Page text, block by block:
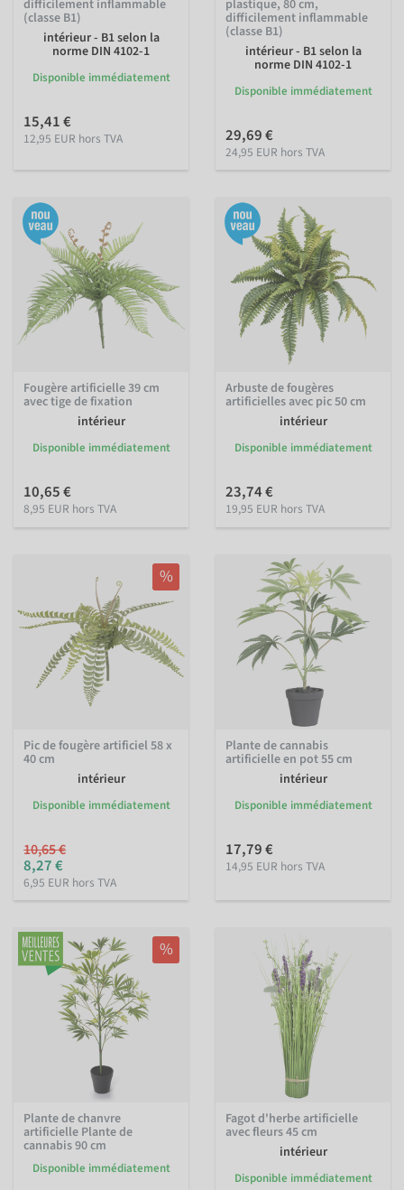
difficilement inflammable
(classe B1)
intérieur - B1 selon la
norme DIN 4102-1
Disponible immédiatement
15,41 €
12,95 EUR hors TVA
plastique, 80 cm,
difficilement inflammable
(classe B1)
intérieur - B1 selon la
norme DIN 4102-1
Disponible immédiatement
29,69 €
24,95 EUR hors TVA
Fougère artificielle 39 cm
avec tige de fixation
intérieur
Disponible immédiatement
10,65 €
8,95 EUR hors TVA
Arbuste de fougères
artificielles avec pic 50 cm
intérieur
Disponible immédiatement
23,74 €
19,95 EUR hors TVA
%
Pic de fougère artificiel 58 x
40 cm
intérieur
Disponible immédiatement
10,65 €
8,27 €
6,95 EUR hors TVA
Plante de cannabis
artificielle en pot 55 cm
intérieur
Disponible immédiatement
17,79 €
14,95 EUR hors TVA
%
Plante de chanvre
artificielle Plante de
cannabis 90 cm
Disponible immédiatement
Fagot d'herbe artificielle
avec fleurs 45 cm
intérieur
Disponible immédiatement